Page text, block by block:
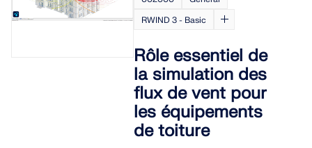
RWIND 3 - Basic
Rôle essentiel de
la simulation des
flux de vent pour
les équipements
de toiture